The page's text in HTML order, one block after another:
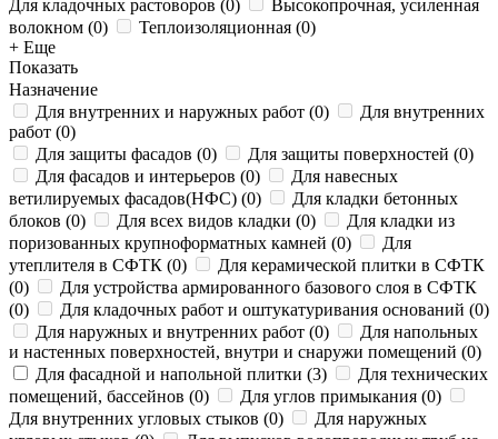
Для кладочных растоворов (0)
Высокопрочная, усиленная
волокном (0) Теплоизоляционная (0)
+ Еще
Показать
Назначение
Для внутренних и наружных работ (0)
Для внутренних
работ (0)
Для защиты фасадов (0) Для защиты поверхностей (0)
Для фасадов и интерьеров (0)
Для навесных
ветилируемых фасадов(НФС) (0)
Для кладки бетонных
блоков (0) Для всех видов кладки (0)
Для кладки из
поризованных крупноформатных камней (0)
Для
утеплителя в СФТК (0)
Для керамической плитки в СФТК
(0)
Для устройства армированного базового слоя в СФТК
(0) Для кладочных работ и оштукатуривания оснований (0)
Для наружных и внутренних работ (0)
Для напольных
и настенных поверхностей, внутри и снаружи помещений (0)
Для фасадной и напольной плитки (3)
Для технических
помещений, бассейнов (0) Для углов примыкания (0)
Для внутренних угловых стыков (0)
Для наружных